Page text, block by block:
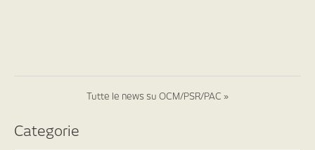
Tutte le news su OCM/PSR/PAC »
Categorie